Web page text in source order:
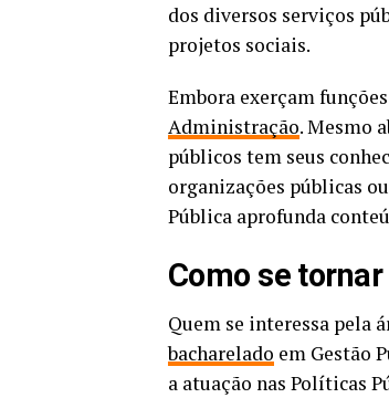
dos diversos serviços
projetos sociais.
Embora exerçam
Administração. Mesmo
públicos tem seus
organizações públicas
Pública aprofunda
Como se
Quem se interessa pela
bacharelado em Gestão
a atuação nas Políticas